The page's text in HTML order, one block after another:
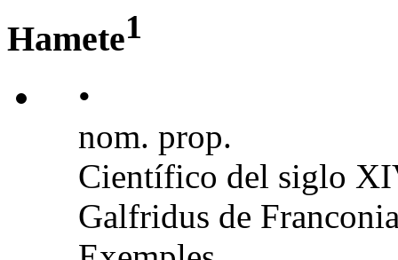
Hamete1
•
nom. prop.
Científico del siglo
Galfridus de